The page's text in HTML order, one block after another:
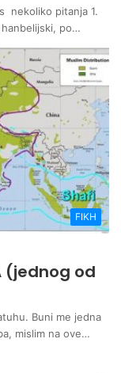
nekoliko pitanja 1.
po…
FIKH
(jednog od
Buni me jedna
mislim na ove…